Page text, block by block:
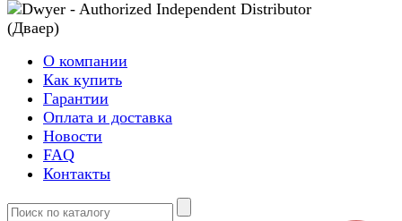
О компании
Как купить
Гарантии
Оплата и доставка
Новости
FAQ
Контакты